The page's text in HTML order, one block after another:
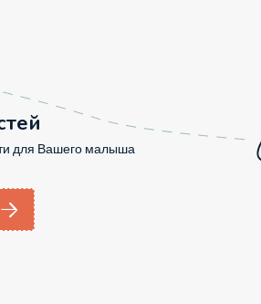
для Вашего малыша